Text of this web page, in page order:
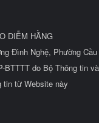
DIỄM HẰNG
Đình Nghệ, Phường
do Bộ Thông tin
tin từ Website này